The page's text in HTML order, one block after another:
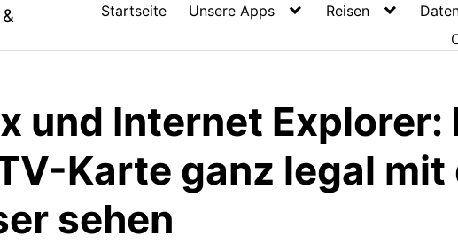
Startseite Unsere Apps Reisen
und Internet Explorer:
Karte ganz legal mit
sehen